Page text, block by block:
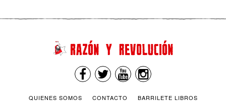
QUIENES SOMOS CONTACTO
BARRILETE LIBROS